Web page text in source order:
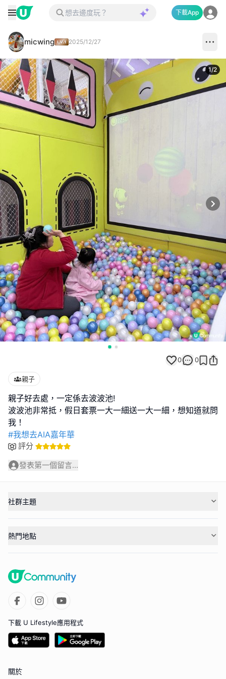
下載App
micwing 2025/12/27
1/2
0 0
親子
親子好去處，一定係去波波池!
波波池非常抵，假日套票一大一細送一大一細，想知道就問
#我想去AIA嘉年華
評分
發表第一個留言...
社群主題
熱門地點
下載 U Lifestyle應用程式
關於